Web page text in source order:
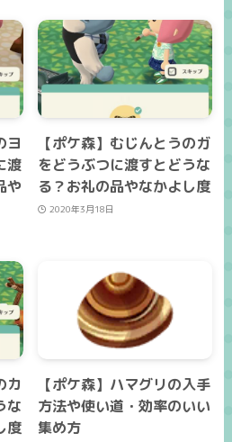
ヨ
渡
や
【ポケ森】むじんとうのガ
をどうぶつに渡すとどうな
る？お礼の品やなかよし度
2020年3月18日
カ
な
度
【ポケ森】ハマグリの入手
方法や使い道・効率のいい
集め方